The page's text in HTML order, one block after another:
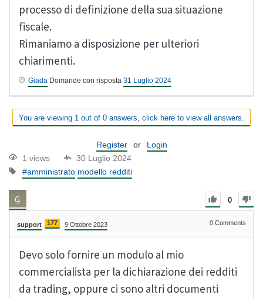
processo di definizione della sua situazione
fiscale.
Rimaniamo a disposizione per ulteriori
chiarimenti.
Giada Domande con risposta 31 Luglio 2024
You are viewing 1 out of 0 answers, click here to view all answers.
Register or
Login
1 views
30 Luglio 2024
#amministrato modello redditi
0
support 177 9 Ottobre 2023 0 Comments
Devo solo fornire un modulo al mio
commercialista per la dichiarazione dei redditi
da trading, oppure ci sono altri documenti